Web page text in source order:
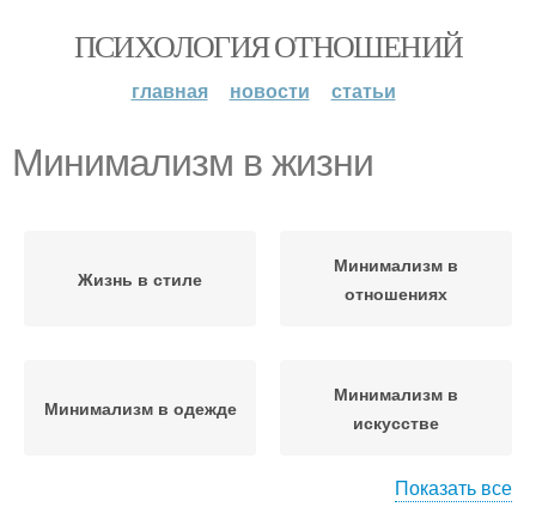
ПСИХОЛОГИЯ ОТНОШЕНИЙ
главная новости статьи
Минимализм в жизни
Жизнь в стиле
Минимализм в
отношениях
Минимализм в одежде
Минимализм в
искусстве
Показать все